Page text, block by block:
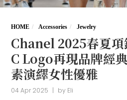
HOME Accessories Jewelry
Chanel 2025春夏項
C Logo再現品牌經
素演繹女性優雅
04 Apr 2025 | by Eli